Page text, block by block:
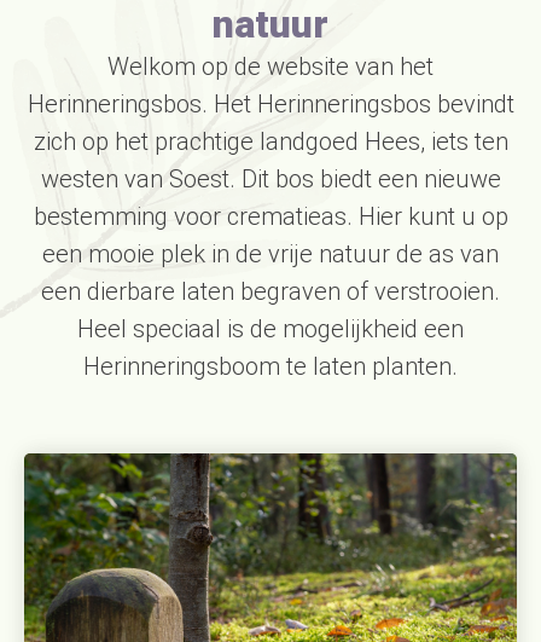
natuur
Welkom op de website van het
Herinneringsbos. Het Herinneringsbos bevindt
zich op het prachtige landgoed Hees, iets ten
westen van Soest. Dit bos biedt een nieuwe
bestemming voor crematieas. Hier kunt u op
een mooie plek in de vrije natuur de as van
een dierbare laten begraven of verstrooien.
Heel speciaal is de mogelijkheid een
Herinneringsboom te laten planten.